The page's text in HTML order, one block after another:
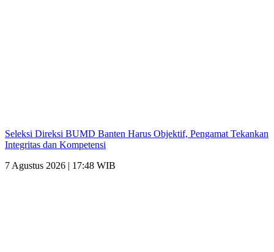
Seleksi Direksi BUMD Banten Harus Objektif, Pengamat Tekankan
Integritas dan Kompetensi
7 Agustus 2026 | 17:48 WIB